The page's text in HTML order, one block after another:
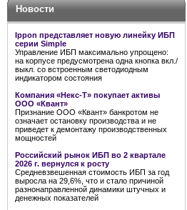
Новости
Ippon представляет новую линейку ИБП
серии Simple
Управление ИБП максимально упрощено:
на корпусе предусмотрена одна кнопка вкл./
выкл. со встроенным светодиодным
индикатором состояния
Компания «Некс-Т» покупает активы
ООО «Квант»
Признание ООО «Квант» банкротом не
означает остановку производства и не
приведет к демонтажу производственных
мощностей
Российский рынок ИБП во 2 квартале
2026 г. вернулся к росту
Средневзвешенная стоимость ИБП за год
выросла на 29,6%, что и стало причиной
разнонаправленной динамики штучных и
денежных показателей